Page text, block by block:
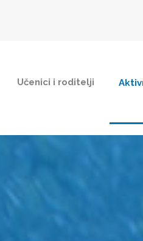
Učenici i roditelji